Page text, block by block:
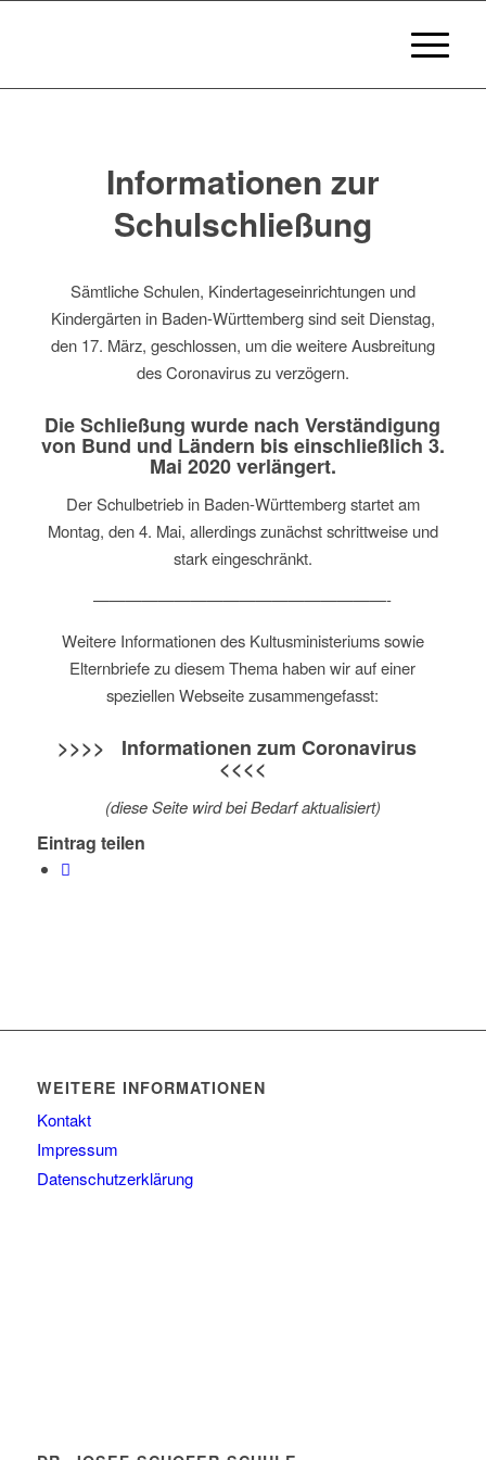
Informationen zur
Schulschließung
Sämtliche Schulen, Kindertageseinrichtungen und
Kindergärten in Baden-Württemberg sind seit Dienstag,
den 17. März, geschlossen, um die weitere Ausbreitung
des Coronavirus zu verzögern.
Die Schließung wurde nach Verständigung
von Bund und Ländern bis einschließlich 3.
Mai 2020 verlängert.
Der Schulbetrieb in Baden-Württemberg startet am
Montag, den 4. Mai, allerdings zunächst schrittweise und
stark eingeschränkt.
——————————————————-
Weitere Informationen des Kultusministeriums sowie
Elternbriefe zu diesem Thema haben wir auf einer
speziellen Webseite zusammengefasst:
>>>> Informationen zum Coronavirus
<<<<
(diese Seite wird bei Bedarf aktualisiert)
Eintrag teilen
WEITERE INFORMATIONEN
Kontakt
Impressum
Datenschutzerklärung